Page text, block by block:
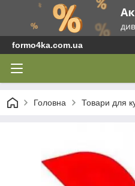
formo4ka.com.ua
Головна Товари для